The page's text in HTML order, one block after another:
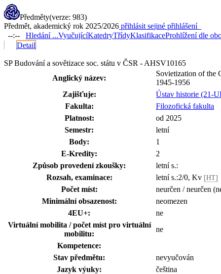
Předměty(verze: 983)
Předmět, akademický rok 2025/2026 přihlásit sejiné přihlášení
--:--
Hledání ...VyučujícíKatedryTřídyKlasifikaceProhlížení dle
Detail
SP Budování a sovětizace soc. státu v ČSR - AHSV10165
Anglický název:
Sovietization of the
1945-1956
Zajišťuje:
Ústav historie (21-
Fakulta:
Filozofická fakulta
Platnost:
od 2025
Semestr:
letní
Body:
1
E-Kredity:
2
Způsob provedení zkoušky:
letní s.:
Rozsah, examinace:
letní s.:2/0, Kv [HT]
Počet míst:
neurčen / neurčen
Minimální obsazenost:
neomezen
4EU+:
ne
Virtuální mobilita / počet míst pro virtuální
mobilitu:
ne
Kompetence:
Stav předmětu:
nevyučován
Jazyk výuky:
čeština